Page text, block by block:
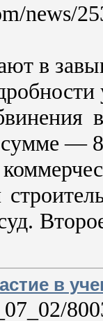
news/
в
сумме —
в